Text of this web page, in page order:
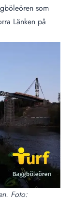
som
Länken på
Foto: